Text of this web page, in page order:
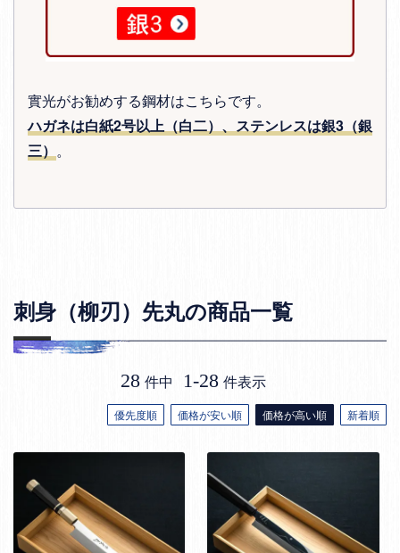
實光がお勧めする鋼材はこちらです。
ハガネは白紙2号以上（白二）、ステンレスは銀3（銀
三） 。
刺身（柳刃）先丸の商品一覧
優先度順 価格が安い順 価格が高い順 新着順
28 件中 1-28 件表示